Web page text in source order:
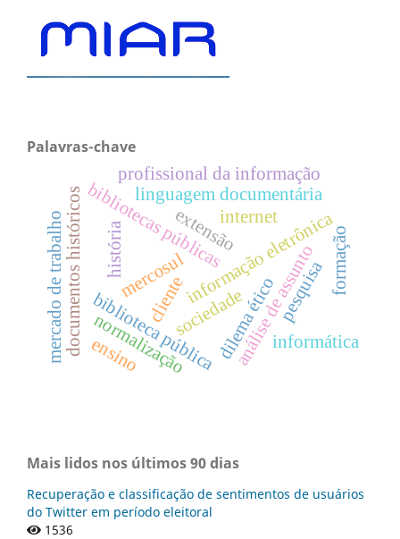
Palavras-chave
bibliotecas públicasinformação eletrônica
cliente
mercosul
internet
biblioteca públicaanálise de assunto
linguagem documentária
documentos históricos história
informática
profissional da informação
mercado de trabalho normalização dilema ético
extensão
sociedade pesquisa
ensino
formação
Mais lidos nos últimos 90 dias
Recuperação e classificação de sentimentos de usuários
do Twitter em período eleitoral
1536